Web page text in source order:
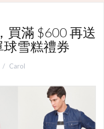
買滿 $600 再送
球雪糕禮券
Carol